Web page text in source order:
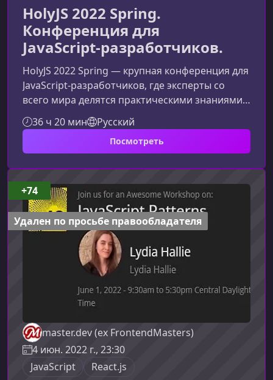
HolyJS 2022 Spring.
Конференция для
JavaScript‑разработчиков.
HolyJS 2022 Spring — крупная конференция для
JavaScript‑разработчиков, где эксперты со
всего мира делятся практическими знаниями,
новыми подходами и свежими идеями. Это
пространство для обмена опытом, знакомства
с трендами и погружения в технические
технологиях.О чем конференцияПрограмма
HolyJS традиционно охватывает широкий
спектр тем, интересных современным
разработчикам. Участники могут узнать о том
36 ч 20 мин Русский
Посмотреть
master.dev (ex FrontendMasters)
4 июн. 2022 г., 23:30
JavaScript
React.js
+74
Удален по просьбе правообладателя